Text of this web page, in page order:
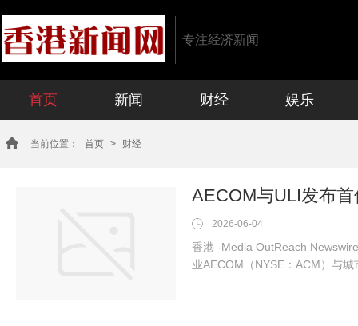
专注经济新闻
首页 新闻 财经 娱乐
当前位置： 首页 > 财经
2026-06-04
香港 -Media OutReach
业AECOM（NYSE：ACM）与